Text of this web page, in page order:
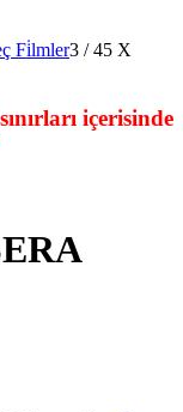
Fi̇lmler3 / 45 X
içerisinde